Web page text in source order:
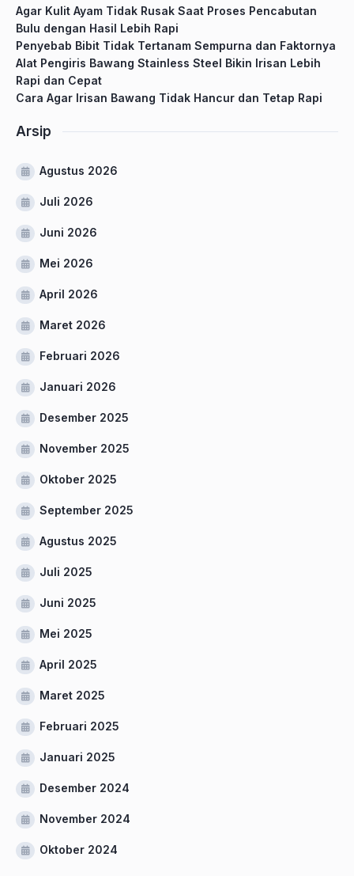
Agar Kulit Ayam Tidak Rusak Saat Proses Pencabutan
Bulu dengan Hasil Lebih Rapi
Penyebab Bibit Tidak Tertanam Sempurna dan Faktornya
Alat Pengiris Bawang Stainless Steel Bikin Irisan Lebih
Rapi dan Cepat
Cara Agar Irisan Bawang Tidak Hancur dan Tetap Rapi
Arsip
Agustus 2026
Juli 2026
Juni 2026
Mei 2026
April 2026
Maret 2026
Februari 2026
Januari 2026
Desember 2025
November 2025
Oktober 2025
September 2025
Agustus 2025
Juli 2025
Juni 2025
Mei 2025
April 2025
Maret 2025
Februari 2025
Januari 2025
Desember 2024
November 2024
Oktober 2024